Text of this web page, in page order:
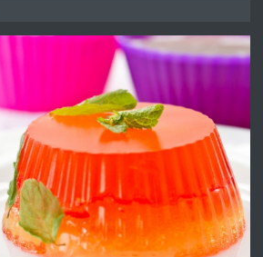
Продавам апартамент - гр.
Първомай
преди 1 година
Търсим работник